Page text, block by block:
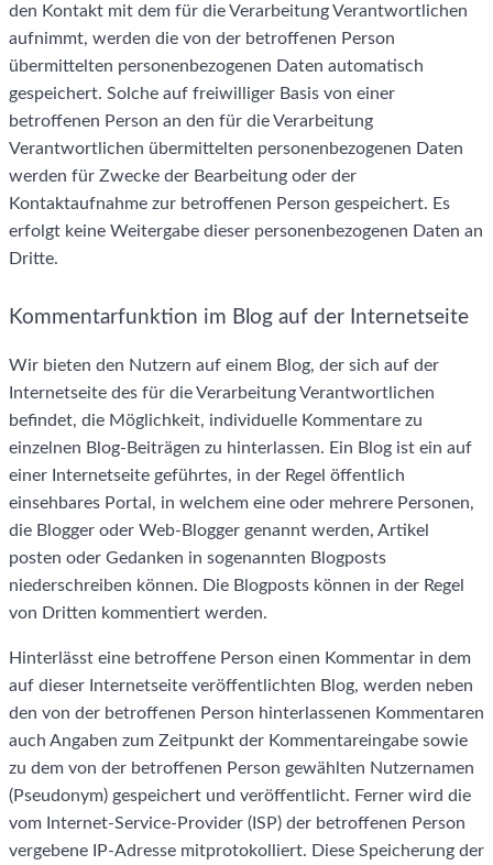
den Kontakt mit dem für die Verarbeitung Verantwortlichen
aufnimmt, werden die von der betroffenen Person
übermittelten personenbezogenen Daten automatisch
gespeichert. Solche auf freiwilliger Basis von einer
betroffenen Person an den für die Verarbeitung
Verantwortlichen übermittelten personenbezogenen Daten
werden für Zwecke der Bearbeitung oder der
Kontaktaufnahme zur betroffenen Person gespeichert. Es
erfolgt keine Weitergabe dieser personenbezogenen Daten an
Dritte.
Kommentarfunktion im Blog auf der Internetseite
Wir bieten den Nutzern auf einem Blog, der sich auf der
Internetseite des für die Verarbeitung Verantwortlichen
befindet, die Möglichkeit, individuelle Kommentare zu
einzelnen Blog-Beiträgen zu hinterlassen. Ein Blog ist ein auf
einer Internetseite geführtes, in der Regel öffentlich
einsehbares Portal, in welchem eine oder mehrere Personen,
die Blogger oder Web-Blogger genannt werden, Artikel
posten oder Gedanken in sogenannten Blogposts
niederschreiben können. Die Blogposts können in der Regel
von Dritten kommentiert werden.
Hinterlässt eine betroffene Person einen Kommentar in dem
auf dieser Internetseite veröffentlichten Blog, werden neben
den von der betroffenen Person hinterlassenen Kommentaren
auch Angaben zum Zeitpunkt der Kommentareingabe sowie
zu dem von der betroffenen Person gewählten Nutzernamen
(Pseudonym) gespeichert und veröffentlicht. Ferner wird die
vom Internet-Service-Provider (ISP) der betroffenen Person
vergebene IP-Adresse mitprotokolliert. Diese Speicherung der